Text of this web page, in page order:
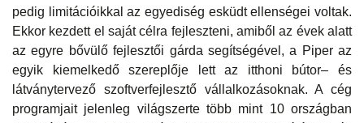
pedig limitációikkal az egyediség esküdt ellenségei voltak.
Ekkor kezdett el saját célra fejleszteni, amiből az évek alatt
az egyre bővülő fejlesztői gárda segítségével, a Piper az
egyik kiemelkedő szereplője lett az itthoni bútor– és
látványtervező szoftverfejlesztő vállalkozásoknak. A cég
programjait jelenleg világszerte több mint 10 országban